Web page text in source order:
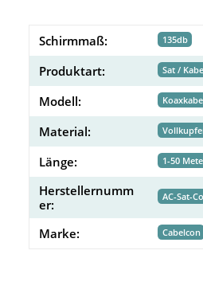
Schirmmaß: 135db
Produktart: Sat /
Modell:
Material:
Länge: 1-50
Herstellernumm
er:
AC-Sat-
Marke: Cabelcon